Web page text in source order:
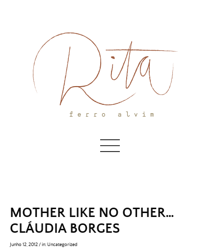
MOTHER LIKE NO OTHER…
CLÁUDIA BORGES
Junho 12, 2012/in: Uncategorized